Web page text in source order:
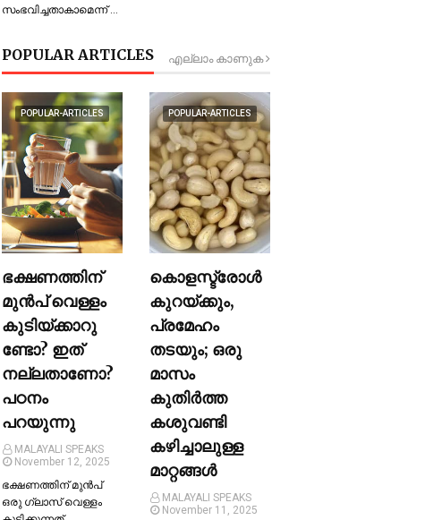
സംഭവിച്ചതാകാമെന്ന് …
POPULAR ARTICLES എല്ലാം കാണുക
POPULAR-ARTICLES
ഭക്ഷണത്തിന്
മുന്‍പ് വെള്ളം
കുടിയ്ക്കാറു
ണ്ടോ? ഇത്
നല്ലതാണോ?
പഠനം
പറയുന്നു
MALAYALI SPEAKS
November 12, 2025
ഭക്ഷണത്തിന് മുന്‍പ്
ഒരു ഗ്ലാസ് വെള്ളം
POPULAR-ARTICLES
കൊളസ്ട്രോള്‍
കുറയ്ക്കും,
പ്രമേഹം
തടയും; ഒരു
മാസം
കുതിര്‍ത്ത
കശുവണ്ടി
കഴിച്ചാലുള്ള
മാറ്റങ്ങള്‍
MALAYALI SPEAKS
November 11, 2025